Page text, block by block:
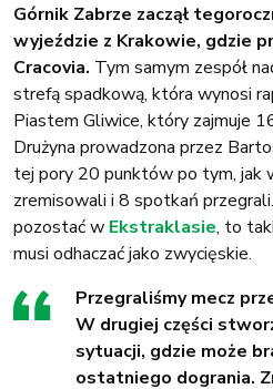
Górnik Zabrze zaczął
wyjeździe z Krakowie, gdzie
Cracovia. Tym samym zespół
strefą spadkową, która wynosi
Piastem Gliwice, który zajmuje
Drużyna prowadzona przez
tej pory 20 punktów po tym, jak
zremisowali i 8 spotkań
pozostać w Ekstraklasie, to
musi odhaczać jako zwycięskie.
Przegraliśmy mecz
W drugiej części
sytuacji, gdzie może
ostatniego dogrania.